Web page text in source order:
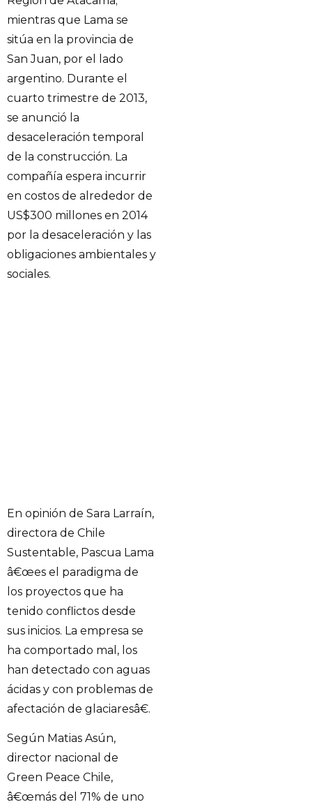
mientras que Lama se
sitúa en la provincia de
San Juan, por el lado
argentino. Durante el
cuarto trimestre de 2013,
se anunció la
desaceleración temporal
de la construcción. La
compañía espera incurrir
en costos de alrededor de
US$300 millones en 2014
por la desaceleración y las
obligaciones ambientales y
sociales.
En opinión de Sara Larraín,
directora de Chile
Sustentable, Pascua Lama
â€œes el paradigma de
los proyectos que ha
tenido conflictos desde
sus inicios. La empresa se
ha comportado mal, los
han detectado con aguas
ácidas y con problemas de
afectación de glaciaresâ€.
Según Matias Asún,
director nacional de
Green Peace Chile,
â€œmás del 71% de uno